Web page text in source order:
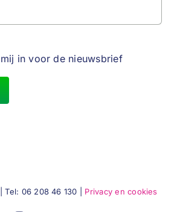
in voor de nieuwsbrief
06 208 46 130 | Privacy en cookies